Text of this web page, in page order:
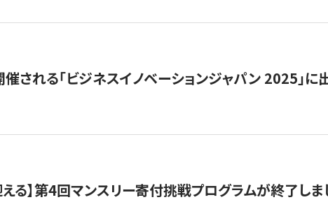
される「ビジネスイノベーションジャパン 2025」に
る】​​第4回マンスリー寄付挑戦プログラムが終了しま